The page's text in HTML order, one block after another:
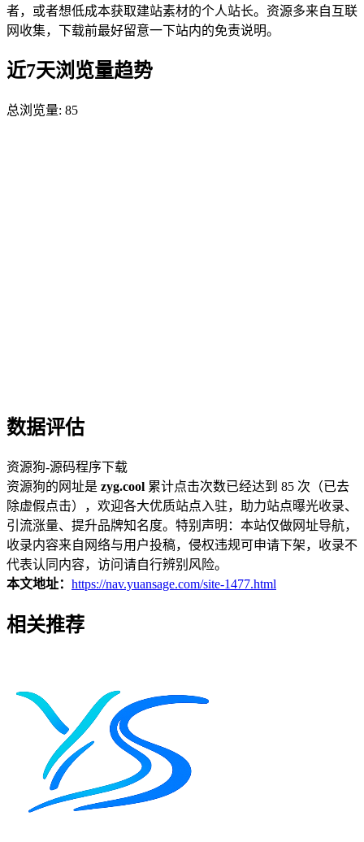
者，或者想低成本获取建站素材的个人站长。资源多来自互联
网收集，下载前最好留意一下站内的免责说明。
近7天浏览量趋势
总浏览量: 85
数据评估
资源狗-源码程序下载
资源狗的网址是 zyg.cool 累计点击次数已经达到 85 次（已去
除虚假点击），欢迎各大优质站点入驻，助力站点曝光收录、
引流涨量、提升品牌知名度。特别声明：本站仅做网址导航，
收录内容来自网络与用户投稿，侵权违规可申请下架，收录不
代表认同内容，访问请自行辨别风险。
本文地址： https://nav.yuansage.com/site-1477.html
相关推荐